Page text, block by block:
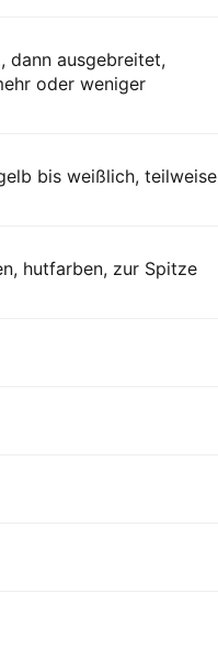
dann ausgebreitet,
oder weniger
bis weißlich, teilweise
hutfarben, zur Spitze